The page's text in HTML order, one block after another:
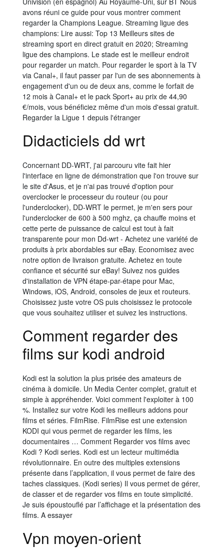
avons réuni ce guide pour vous montrer comment
regarder la Champions League. Streaming ligue des
champions: Lire aussi: Top 13 Meilleurs sites de
streaming sport en direct gratuit en 2020; Streaming
ligue des champions. Le stade est le meilleur endroit
pour regarder un match. Pour regarder le sport à la TV
via Canal+, il faut passer par l'un de ses abonnements à
engagement d'un ou de deux ans, comme le forfait de
12 mois à Canal+ et le pack Sport+ au prix de 44,90
€/mois, vous bénéficiez même d'un mois d'essai gratuit.
Regarder la Ligue 1 depuis l'étranger
Didacticiels dd wrt
Concernant DD-WRT, j'ai parcouru vite fait hier
l'interface en ligne de démonstration que l'on trouve sur
le site d'Asus, et je n'ai pas trouvé d'option pour
overclocker le processeur du routeur (ou pour
l'underclocker), DD-WRT le permet, je m'en sers pour
l'underclocker de 600 à 500 mghz, ça chauffe moins et
cette perte de puissance de calcul est tout à fait
transparente pour mon Dd-wrt - Achetez une variété de
produits à prix abordables sur eBay. Economisez avec
notre option de livraison gratuite. Achetez en toute
confiance et sécurité sur eBay! Suivez nos guides
d'installation de VPN étape-par-étape pour Mac,
Windows, iOS, Android, consoles de jeux et routeurs.
Choisissez juste votre OS puis choisissez le protocole
que vous souhaitez utiliser et suivez les instructions.
Comment regarder des
films sur kodi android
Kodi est la solution la plus prisée des amateurs de
cinéma à domicile. Un Media Center complet, gratuit et
simple à appréhender. Voici comment l'exploiter à 100
%. Installez sur votre Kodi les meilleurs addons pour
films et séries. FilmRise. FilmRise est une extension
KODI qui vous permet de regarder les films, les
documentaires … Comment Regarder vos films avec
Kodi ? Kodi series. Kodi est un lecteur multimédia
révolutionnaire. En outre des multiples extensions
présente dans l’application, il vous permet de faire des
taches classiques. (Kodi series) Il vous permet de gérer,
de classer et de regarder vos films en toute simplicité.
Je suis époustouflé par l’affichage et la présentation des
films. A essayer
Vpn moyen-orient